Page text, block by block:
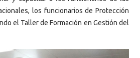
los funcionarios de Protección
el Taller de Formación en Gestión del